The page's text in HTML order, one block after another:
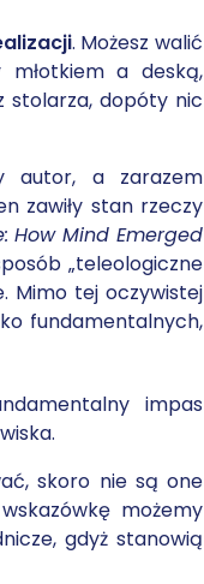
. Możesz walić
młotkiem a deską,
dopóty nic
autor, a zarazem
zawiły stan rzeczy
How Mind Emerged
„teleologiczne
Mimo tej oczywistej
fundamentalnych,
impas
skoro nie są one
możemy
gdyż stanowią